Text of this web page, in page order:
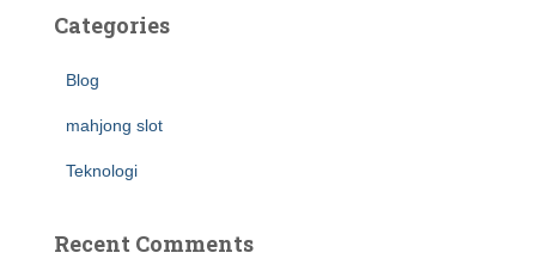
Categories
Blog
mahjong slot
Teknologi
Recent Comments